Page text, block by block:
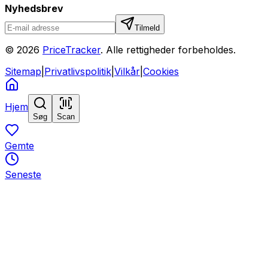
Nyhedsbrev
Tilmeld
© 2026 PriceTracker. Alle rettigheder forbeholdes.
Sitemap Privatlivspolitik Vilkår Cookies
Hjem
Søg Scan
Gemte
Seneste